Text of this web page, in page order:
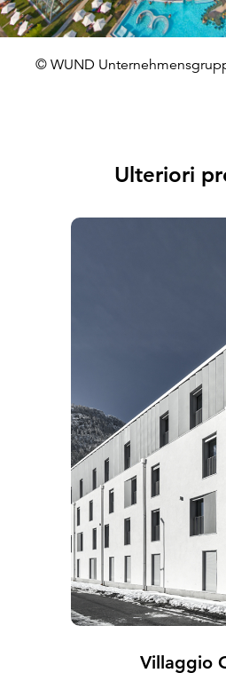
© WUND
Ulteriori
Villaggio